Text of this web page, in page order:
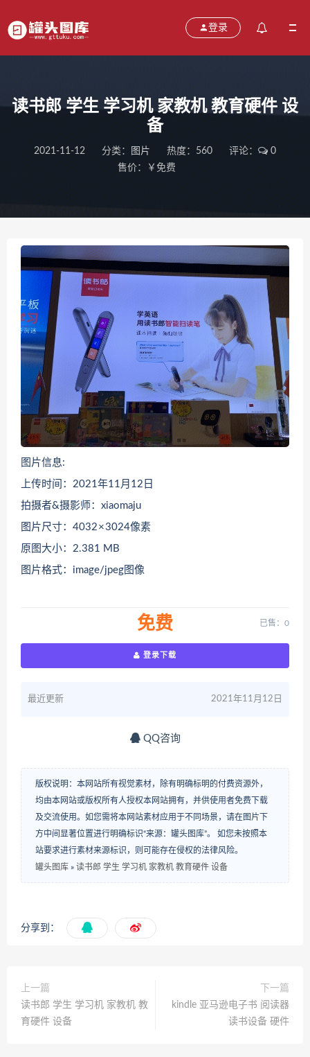
登录
读书郎 学生 学习机 家教机 教育硬件 设
备
2021-11-12 分类： 图片 热度：560 评论：
0
售价：￥免费
图片信息:
上传时间：2021年11月12日
拍摄者&摄影师：xiaomaju
图片尺寸：4032 × 3024像素
原图大小：2.381 MB
图片格式：image/jpeg图像
免费 已售：0
登录下载
最近更新 2021年11月12日
QQ咨询
版权说明：本网站所有视觉素材，除有明确标明的付费资源外，
均由本网站或版权所有人授权本网站拥有，并供使用者免费下载
及交流使用。如您需将本网站素材应用于不同场景，请在图片下
方中间显著位置进行明确标识“来源：罐头图库”。 如您未按照本
站要求进行素材来源标识，则可能存在侵权的法律风险。
罐头图库 » 读书郎 学生 学习机 家教机 教育硬件 设备
分享到：
上一篇
读书郎 学生 学习机 家教机 教
育硬件 设备
下一篇
kindle 亚马逊电子书 阅读器
读书设备 硬件